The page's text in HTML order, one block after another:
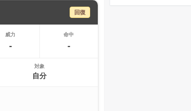
回復
威力
-
命中
-
対象
自分